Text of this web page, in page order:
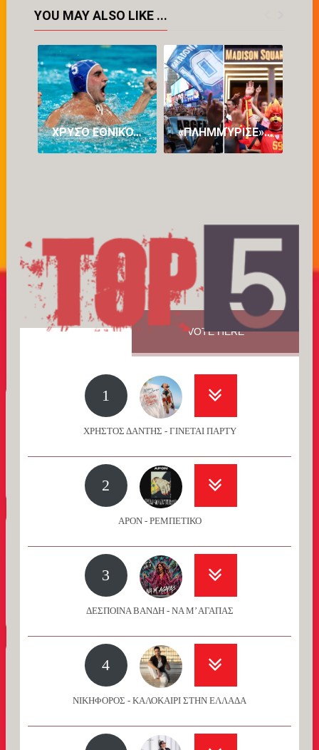
YOU MAY ALSO LIKE ...
ΧΡΥΣΌ ΕΘΝΙΚΌ… ΌΝΕΙΡΟ: Η ΕΛΛΆΔΑΡΑ ΣΤΗΝ ΚΟΡΥΦΉ ΤΟΥ ΠΛΑΝΉΤΗ ΚΑΤΑΤΡΟΠΏΝΟΝΤΑΣ ΤΗΝ ΟΥΓΓΑΡΊΑ! «ΠΛΗΜΜΎΡΙΣΕ» ΜΕ… ΤΡΕΛΑΜΈΝΟΥΣ ΑΡΓΕΝΤΙΝΟΎΣ ΚΑΙ ΙΣΠΑΝΟΎΣ Η ΝΈΑ ΥΌΡΚΗ ΕΝ ΌΨΕΙ ΤΟΥ ΜΕΓΆΛΟΥ ΤΕΛΙΚΟΎ
VOTE HERE
1
ΧΡΗΣΤΟΣ ΔΑΝΤΗΣ - ΓΙΝΕΤΑΙ ΠΑΡΤΥ
2
APON - ΡΕΜΠΕΤΙΚΟ
3
ΔΕΣΠΟΙΝΑ ΒΑΝΔΗ - ΝΑ Μ’ ΑΓΑΠΑΣ
4
ΝΙΚΗΦΟΡΟΣ - ΚΑΛΟΚΑΙΡΙ ΣΤΗΝ ΕΛΛΑΔΑ